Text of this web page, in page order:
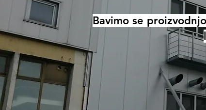
Bavimo se